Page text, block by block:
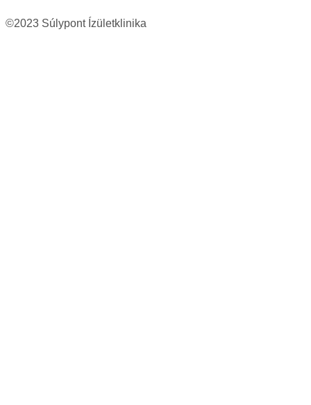
©2023 Súlypont Ízületklinika